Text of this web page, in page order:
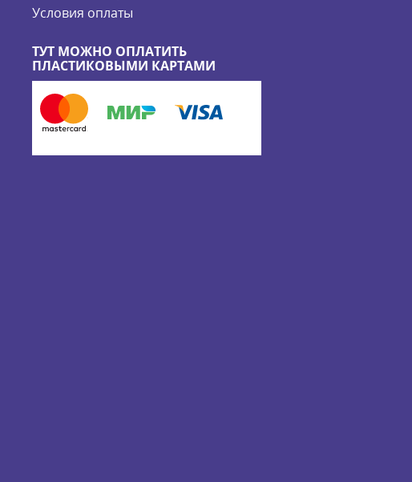
Условия оплаты
ТУТ МОЖНО ОПЛАТИТЬ
ПЛАСТИКОВЫМИ КАРТАМИ